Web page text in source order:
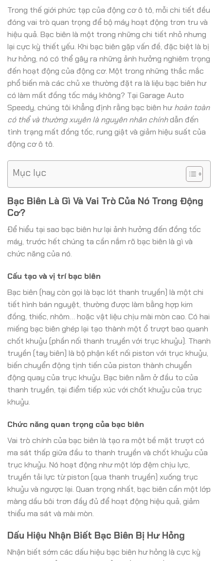
Trong thế giới phức tạp của động cơ ô tô, mỗi chi tiết đều
đóng vai trò quan trọng để bộ máy hoạt động trơn tru và
hiệu quả. Bạc biên là một trong những chi tiết nhỏ nhưng
lại cực kỳ thiết yếu. Khi bạc biên gặp vấn đề, đặc biệt là bị
hư hỏng, nó có thể gây ra những ảnh hưởng nghiêm trọng
đến hoạt động của động cơ. Một trong những thắc mắc
phổ biến mà các chủ xe thường đặt ra là liệu bạc biên hư
có làm mất đồng tốc máy không? Tại Garage Auto
Speedy, chúng tôi khẳng định rằng bạc biên hưhoàn toàn
có thể và thường xuyên là nguyên nhân chínhdẫn đến
tình trạng mất đồng tốc, rung giật và giảm hiệu suất của
động cơ ô tô.
Mục lục
Bạc Biên Là Gì Và Vai Trò Của Nó Trong Động
Cơ?
Để hiểu tại sao bạc biên hư lại ảnh hưởng đến đồng tốc
máy, trước hết chúng ta cần nắm rõ bạc biên là gì và
chức năng của nó.
Cấu tạo và vị trí bạc biên
Bạc biên (hay còn gọi là bạc lót thanh truyền) là một chi
tiết hình bán nguyệt, thường được làm bằng hợp kim
đồng, thiếc, nhôm… hoặc vật liệu chịu mài mòn cao. Có hai
miếng bạc biên ghép lại tạo thành một ổ trượt bao quanh
chốt khuỷu (phần nối thanh truyền với trục khuỷu). Thanh
truyền (tay biên) là bộ phận kết nối piston với trục khuỷu,
biến chuyển động tịnh tiến của piston thành chuyển
động quay của trục khuỷu. Bạc biên nằm ở đầu to của
thanh truyền, tại điểm tiếp xúc với chốt khuỷu của trục
khuỷu.
Chức năng quan trọng của bạc biên
Vai trò chính của bạc biên là tạo ra một bề mặt trượt có
ma sát thấp giữa đầu to thanh truyền và chốt khuỷu của
trục khuỷu. Nó hoạt động như một lớp đệm chịu lực,
truyền tải lực từ piston (qua thanh truyền) xuống trục
khuỷu và ngược lại. Quan trọng nhất, bạc biên cần một lớp
màng dầu bôi trơn đầy đủ để hoạt động hiệu quả, giảm
thiểu ma sát và mài mòn.
Dấu Hiệu Nhận Biết Bạc Biên Bị Hư Hỏng
Nhận biết sớm các dấu hiệu bạc biên hư hỏng là cực kỳ